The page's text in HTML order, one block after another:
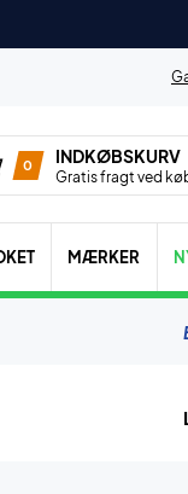
0 INDKØBSKURV
Gratis fragt ved
MÆRKER